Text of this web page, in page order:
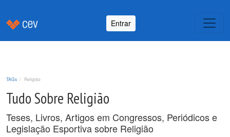
Entrar
TAGs Religião
Tudo Sobre Religião
Teses, Livros, Artigos em Congressos, Periódicos e
Legislação Esportiva sobre Religião